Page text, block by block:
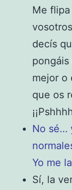
Me
decís
mejor o
que os
No sé…
Yo me
Sí, la